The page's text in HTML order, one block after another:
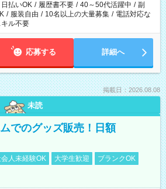
日払いOK / 履歴書不要 / 40～50代活躍中 / 副
/ 服装自由 / 10名以上の大量募集 / 電話対応な
ル不要
応募する 詳細へ
掲載日：2026.08.08
未読
でのグッズ販売！日額
人未経験OK 大学生歓迎
ブランクOK